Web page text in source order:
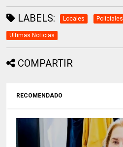
LABELS: Locales Policiales
Ultimas Noticias
COMPARTIR
RECOMENDADO